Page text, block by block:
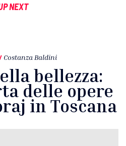
NEXT
Costanza Baldini
bellezza:
delle opere
in Toscana